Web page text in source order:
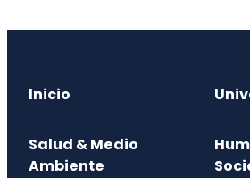
Inicio
Salud & Medio
Ambiente